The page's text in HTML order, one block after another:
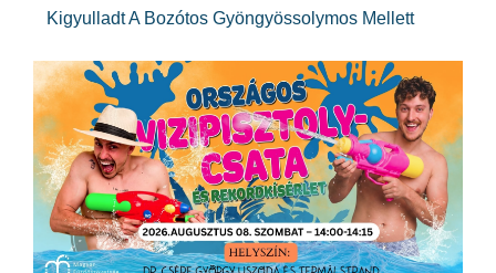
Kigyulladt A Bozótos Gyöngyössolymos Mellett